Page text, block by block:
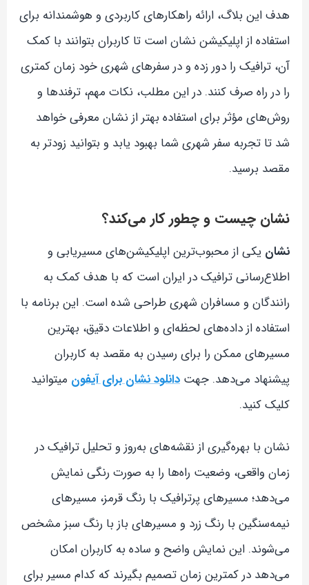
هدف این بلاگ، ارائه راهکارهای کاربردی و هوشمندانه برای
استفاده از اپلیکیشن نشان است تا کاربران بتوانند با کمک
آن، ترافیک را دور زده و در سفرهای شهری خود زمان کمتری
را در راه صرف کنند. در این مطلب، نکات مهم، ترفندها و
روش‌های مؤثر برای استفاده بهتر از نشان معرفی خواهد
شد تا تجربه سفر شهری شما بهبود یابد و بتوانید زودتر به
مقصد برسید.
نشان چیست و چطور کار می‌کند؟
نشان یکی از محبوب‌ترین اپلیکیشن‌های مسیریابی و
اطلاع‌رسانی ترافیک در ایران است که با هدف کمک به
رانندگان و مسافران شهری طراحی شده است. این برنامه با
استفاده از داده‌های لحظه‌ای و اطلاعات دقیق، بهترین
مسیرهای ممکن را برای رسیدن به مقصد به کاربران
پیشنهاد می‌دهد. جهت دانلود نشان برای آیفون میتوانید
کلیک کنید.
نشان با بهره‌گیری از نقشه‌های به‌روز و تحلیل ترافیک در
زمان واقعی، وضعیت راه‌ها را به صورت رنگی نمایش
می‌دهد؛ مسیرهای پرترافیک با رنگ قرمز، مسیرهای
نیمه‌سنگین با رنگ زرد و مسیرهای باز با رنگ سبز مشخص
می‌شوند. این نمایش واضح و ساده به کاربران امکان
می‌دهد در کمترین زمان تصمیم بگیرند که کدام مسیر برای